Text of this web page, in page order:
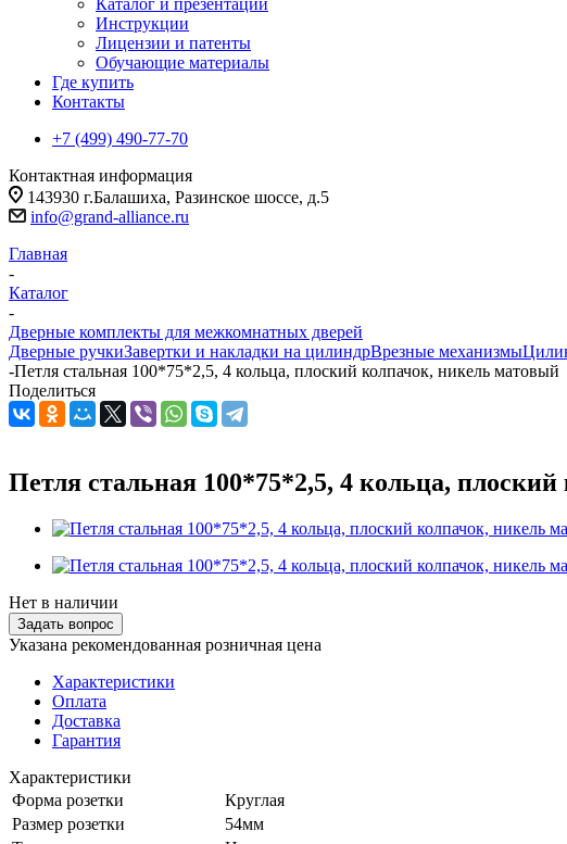
Каталог и презентации
Инструкции
Лицензии и патенты
Обучающие материалы
Где купить
Контакты
+7 (499) 490-77-70
Контактная информация
143930 г.Балашиха, Разинское шоссе, д.5
info@grand-alliance.ru
Главная
-
Каталог
-
Дверные комплекты для межкомнатных дверей
Дверные ручкиЗавертки и накладки на цилиндрВрезные механизмы
-Петля стальная 100*75*2,5, 4 кольца, плоский колпачок, никель матовый
Поделиться
Петля стальная 100*75*2,5, 4 кольца,
Нет в наличии
Задать вопрос
Указана рекомендованная розничная цена
Характеристики
Оплата
Доставка
Гарантия
Характеристики
Форма розетки
Круглая
Размер розетки
54мм